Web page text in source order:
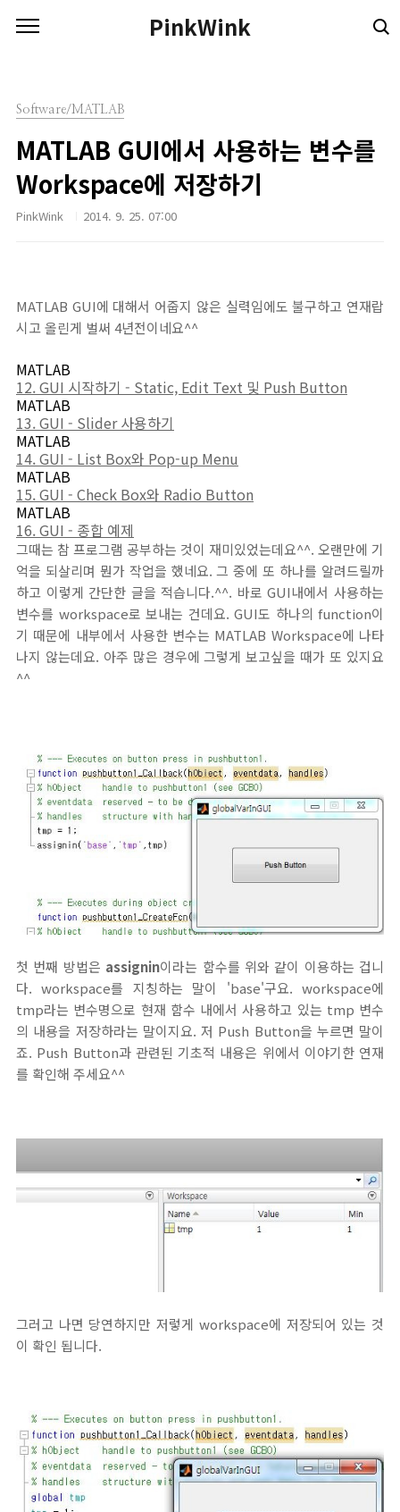
PinkWink
Software/MATLAB
MATLAB GUI에서 사용하는 변수를
Workspace에 저장하기
PinkWink 2014. 9. 25. 07:00
MATLAB GUI에 대해서 어줍지 않은 실력임에도 불구하고 연재랍
시고 올린게 벌써 4년전이네요^^
MATLAB
12. GUI 시작하기 - Static, Edit Text 및 Push Button
MATLAB
13. GUI - Slider 사용하기
MATLAB
14. GUI - List Box와 Pop-up Menu
MATLAB
15. GUI - Check Box와 Radio Button
MATLAB
16. GUI - 종합 예제
그때는 참 프로그램 공부하는 것이 재미있었는데요^^. 오랜만에 기
억을 되살리며 뭔가 작업을 했네요. 그 중에 또 하나를 알려드릴까
하고 이렇게 간단한 글을 적습니다.^^. 바로 GUI내에서 사용하는
변수를 workspace로 보내는 건데요. GUI도 하나의 function이
기 때문에 내부에서 사용한 변수는 MATLAB Workspace에 나타
나지 않는데요. 아주 많은 경우에 그렇게 보고싶을 때가 또 있지요
^^
첫 번째 방법은 assignin이라는 함수를 위와 같이 이용하는 겁니
다. workspace를 지칭하는 말이 'base'구요. workspace에
tmp라는 변수명으로 현재 함수 내에서 사용하고 있는 tmp 변수
의 내용을 저장하라는 말이지요. 저 Push Button을 누르면 말이
죠. Push Button과 관련된 기초적 내용은 위에서 이야기한 연재
를 확인해 주세요^^
그러고 나면 당연하지만 저렇게 workspace에 저장되어 있는 것
이 확인 됩니다.